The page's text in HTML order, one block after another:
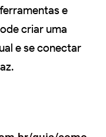
e
criar uma
e se conectar